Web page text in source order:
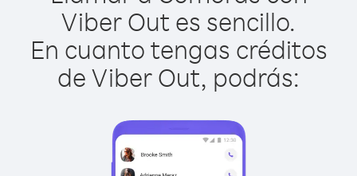
Viber Out es sencillo.
En cuanto tengas créditos
de Viber Out, podrás: